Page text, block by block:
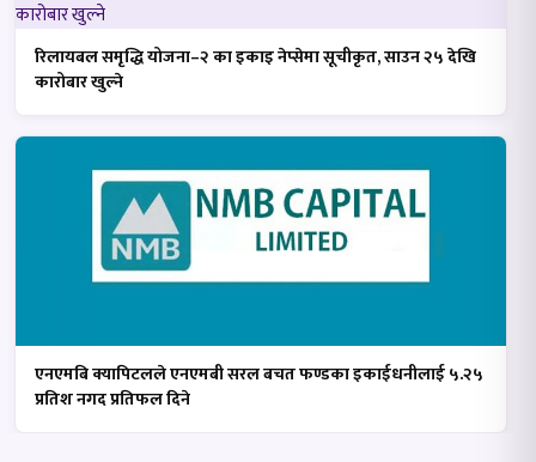
रिलायबल समृद्धि योजना–२ का इकाइ नेप्सेमा सूचीकृत, साउन २५ देखि
कारोबार खुल्ने
एनएमबि क्यापिटलले एनएमबी सरल बचत फण्डका इकाईधनीलाई ५.२५
प्रतिश नगद प्रतिफल दिने